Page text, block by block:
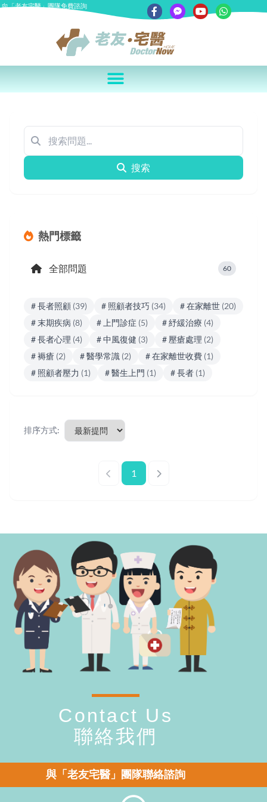
向「老友宅醫」團隊免費諮詢
搜索
熱門標籤
全部問題 60
# 長者照顧 (39) # 照顧者技巧 (34) # 在家離世 (20)
# 末期疾病 (8) # 上門診症 (5) # 紓緩治療 (4)
# 長者心理 (4) # 中風復健 (3) # 壓瘡處理 (2)
# 褥瘡 (2) # 醫學常識 (2) # 在家離世收費 (1)
# 照顧者壓力 (1) # 醫生上門 (1) # 長者 (1)
排序方式:
1
Contact Us
聯絡我們
與「老友宅醫」團隊聯絡諮詢